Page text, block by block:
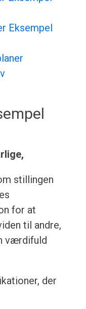
Eksempel
stillingen
for at
til andre,
værdifuld
der